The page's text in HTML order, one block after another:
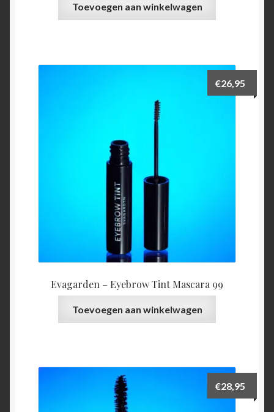
Toevoegen aan winkelwagen
Evagarden – Eyebrow Tint Mascara 99
€26,95
Toevoegen aan winkelwagen
€28,95